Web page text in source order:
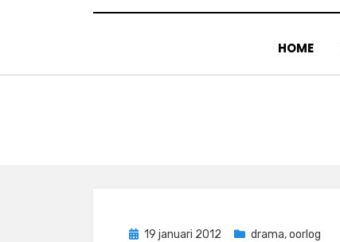
HOME
Geplaatst
19 januari 2012 drama,oorlog